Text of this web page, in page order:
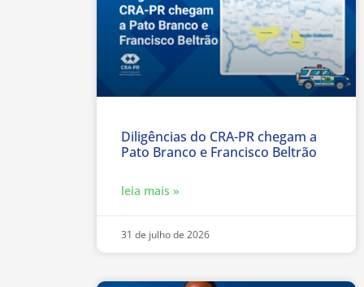
Diligências do CRA-PR chegam a
Pato Branco e Francisco Beltrão
leia mais »
31 de julho de 2026